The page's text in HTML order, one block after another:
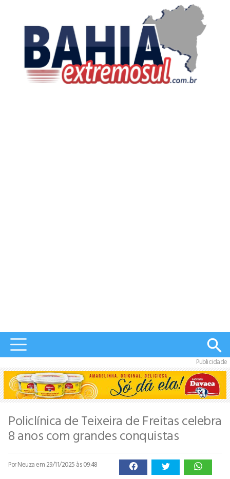
Publicidade
Policlínica de Teixeira de Freitas celebra
8 anos com grandes conquistas
Por Neuzaem 29/11/2025 às 09:48